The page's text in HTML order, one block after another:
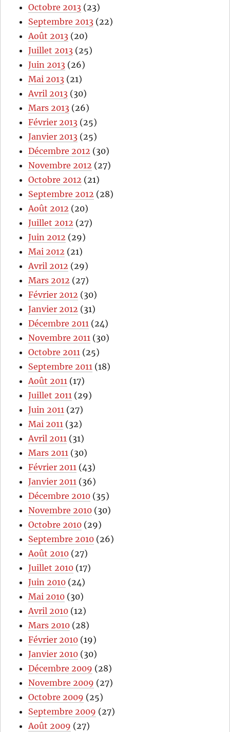
Octobre 2013 (23)
Septembre 2013 (22)
Août 2013 (20)
Juillet 2013 (25)
Juin 2013 (26)
Mai 2013 (21)
Avril 2013 (30)
Mars 2013 (26)
Février 2013 (25)
Janvier 2013 (25)
Décembre 2012 (30)
Novembre 2012 (27)
Octobre 2012 (21)
Septembre 2012 (28)
Août 2012 (20)
Juillet 2012 (27)
Juin 2012 (29)
Mai 2012 (21)
Avril 2012 (29)
Mars 2012 (27)
Février 2012 (30)
Janvier 2012 (31)
Décembre 2011 (24)
Novembre 2011 (30)
Octobre 2011 (25)
Septembre 2011 (18)
Août 2011 (17)
Juillet 2011 (29)
Juin 2011 (27)
Mai 2011 (32)
Avril 2011 (31)
Mars 2011 (30)
Février 2011 (43)
Janvier 2011 (36)
Décembre 2010 (35)
Novembre 2010 (30)
Octobre 2010 (29)
Septembre 2010 (26)
Août 2010 (27)
Juillet 2010 (17)
Juin 2010 (24)
Mai 2010 (30)
Avril 2010 (12)
Mars 2010 (28)
Février 2010 (19)
Janvier 2010 (30)
Décembre 2009 (28)
Novembre 2009 (27)
Octobre 2009 (25)
Septembre 2009 (27)
Août 2009 (27)